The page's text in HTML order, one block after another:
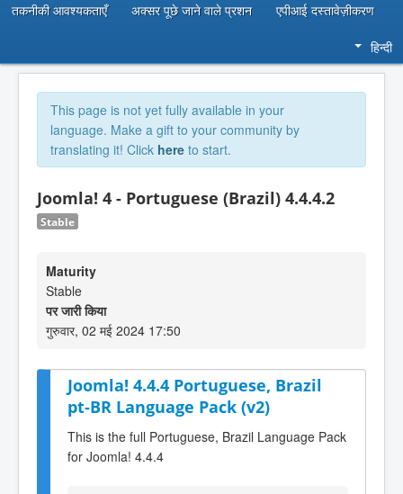
तकनीकी आवश्यकताएँ अक्सर पूछे जाने वाले प्रशन एपीआई दस्तावेज़ीकरण
हिन्दी
This page is not yet fully available in your
language. Make a gift to your community by
translating it! Click here to start.
Joomla! 4 - Portuguese (Brazil) 4.4.4.2
Stable
Maturity
Stable
पर जारी किया
गुरुवार, 02 मई 2024 17:50
Joomla! 4.4.4 Portuguese, Brazil
pt-BR Language Pack (v2)
This is the full Portuguese, Brazil Language Pack
for Joomla! 4.4.4